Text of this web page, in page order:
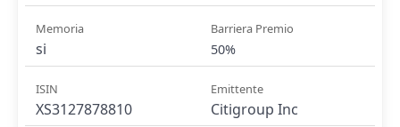
Memoria
si
Barriera Premio
50%
ISIN
XS3127878810
Emittente
Citigroup Inc